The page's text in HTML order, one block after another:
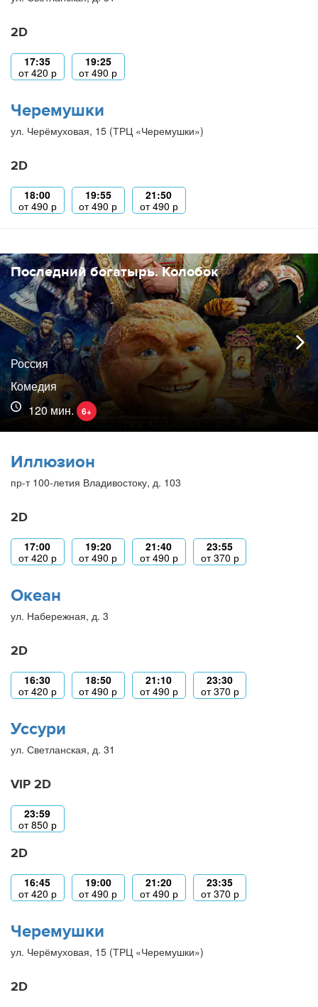
2D
17:35
от420 р
19:25
от490 р
Черемушки
ул. Черёмуховая, 15 (ТРЦ «Черемушки»)
2D
18:00
от490 р
19:55
от490 р
21:50
от490 р
Последний богатырь. Колобок
Россия
Комедия
120 мин.
6+
Иллюзион
пр-т 100-летия Владивостоку, д. 103
2D
17:00
от420 р
19:20
от490 р
21:40
от490 р
23:55
от370 р
Океан
ул. Набережная, д. 3
2D
16:30
от420 р
18:50
от490 р
21:10
от490 р
23:30
от370 р
Уссури
ул. Светланская, д. 31
VIP 2D
23:59
от850 р
2D
16:45
от420 р
19:00
от490 р
21:20
от490 р
23:35
от370 р
Черемушки
ул. Черёмуховая, 15 (ТРЦ «Черемушки»)
2D